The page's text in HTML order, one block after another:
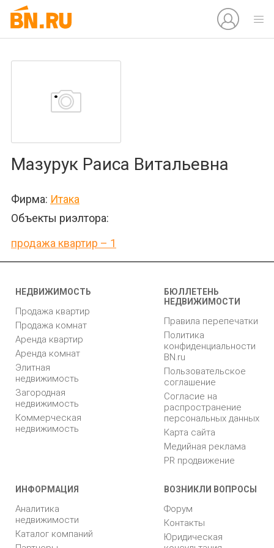
Мазурук Раиса Витальевна
Фирма: Итака
Объекты риэлтора:
продажа квартир – 1
НЕДВИЖИМОСТЬ
Продажа квартир
Продажа комнат
Аренда квартир
Аренда комнат
Элитная
недвижимость
Загородная
недвижимость
Коммерческая
недвижимость
БЮЛЛЕТЕНЬ
НЕДВИЖИМОСТИ
Правила перепечатки
Политика
конфиденциальности
BN.ru
Пользовательское
соглашение
Согласие на
распространение
персональных данных
Карта сайта
Медийная реклама
PR продвижение
ИНФОРМАЦИЯ
Аналитика
недвижимости
Каталог компаний
ВОЗНИКЛИ ВОПРОСЫ
Форум
Контакты
Юридическая